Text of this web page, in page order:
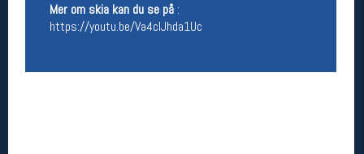
Mer om skia kan du se på :
https://youtu.be/Va4clJhda1Uc
Åpningstider verkstedet
Lørdag:
11-16